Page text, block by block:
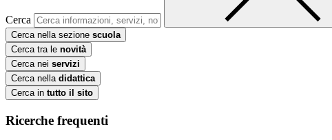
Cerca
Cerca nella sezione scuola
Cerca tra le novità
Cerca nei servizi
Cerca nella didattica
Cerca in tutto il sito
Ricerche frequenti